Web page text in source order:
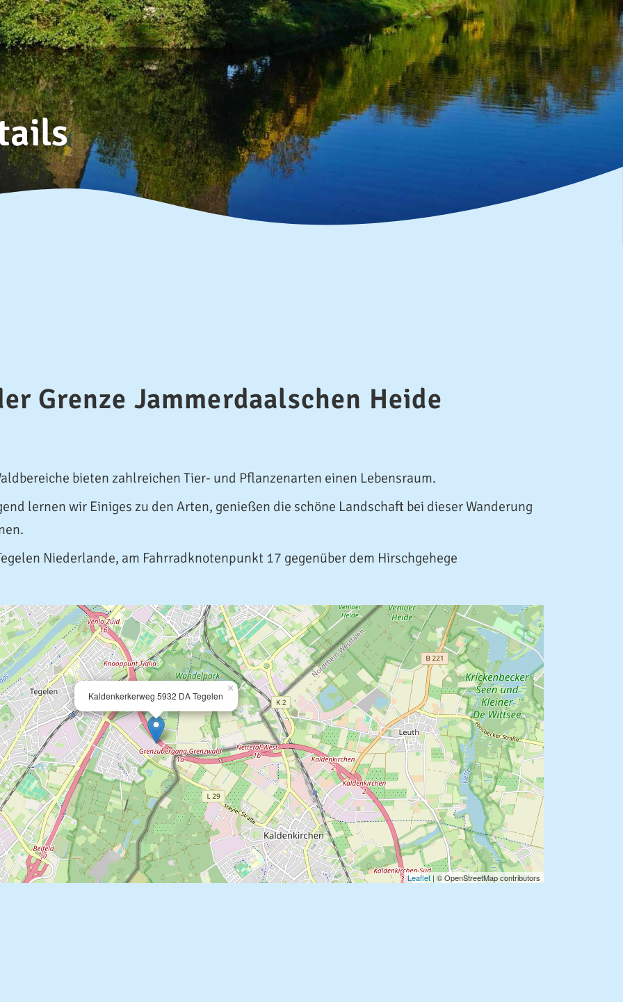
Grenze Jammerdaalschen Heide
bieten zahlreichen Tier- und Pflanzenarten einen Lebensraum.
lernen wir Einiges zu den Arten, genießen die schöne Landschaft bei dieser Wanderung
Niederlande, am Fahrradknotenpunkt 17 gegenüber dem Hirschgehege
Kaldenkerkerweg 5932 DA Tegelen
×
Leaflet| © OpenStreetMap contributors